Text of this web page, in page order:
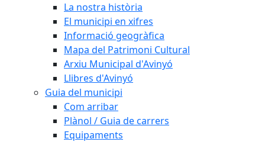
La nostra història
El municipi en xifres
Informació geogràfica
Mapa del Patrimoni Cultural
Arxiu Municipal d'Avinyó
Llibres d'Avinyó
Guia del municipi
Com arribar
Plànol / Guia de carrers
Equipaments